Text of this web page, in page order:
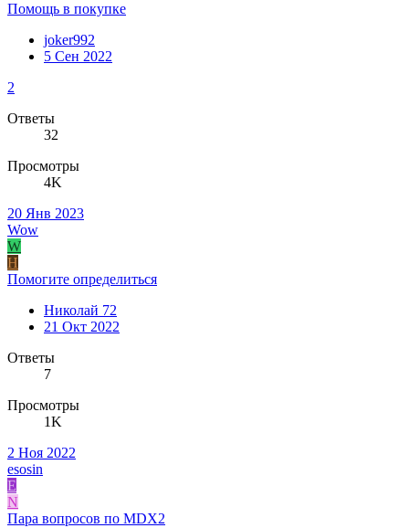
Помощь в покупке
joker992
5 Сен 2022
2
Ответы
32
Просмотры
4K
20 Янв 2023
Wow
W
Н
Помогите определиться
Николай 72
21 Окт 2022
Ответы
7
Просмотры
1K
2 Ноя 2022
esosin
E
N
Пара вопросов по MDX2